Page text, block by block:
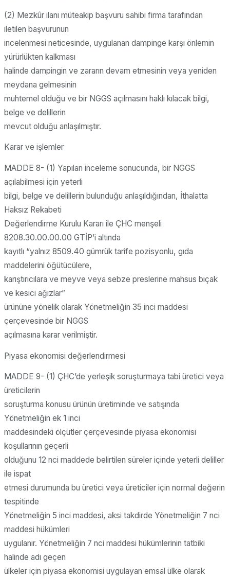
(2) Mezkûr ilanı müteakip başvuru sahibi firma tarafından
iletilen başvurunun
incelenmesi neticesinde, uygulanan dampinge karşı önlemin
yürürlükten kalkması
halinde dampingin ve zararın devam etmesinin veya yeniden
meydana gelmesinin
muhtemel olduğu ve bir NGGS açılmasını haklı kılacak bilgi,
belge ve delillerin
mevcut olduğu anlaşılmıştır.
Karar ve işlemler
MADDE 8- (1) Yapılan inceleme sonucunda, bir NGGS
açılabilmesi için yeterli
bilgi, belge ve delillerin bulunduğu anlaşıldığından, İthalatta
Haksız Rekabeti
Değerlendirme Kurulu Kararı ile ÇHC menşeli
8208.30.00.00.00 GTİP’i altında
kayıtlı “yalnız 8509.40 gümrük tarife pozisyonlu, gıda
maddelerini öğütücülere,
karıştırıcılara ve meyve veya sebze preslerine mahsus bıçak
ve kesici ağızlar”
ürününe yönelik olarak Yönetmeliğin 35 inci maddesi
çerçevesinde bir NGGS
açılmasına karar verilmiştir.
Piyasa ekonomisi değerlendirmesi
MADDE 9- (1) ÇHC’de yerleşik soruşturmaya tabi üretici veya
üreticilerin
soruşturma konusu ürünün üretiminde ve satışında
Yönetmeliğin ek 1 inci
maddesindeki ölçütler çerçevesinde piyasa ekonomisi
koşullarının geçerli
olduğunu 12 nci maddede belirtilen süreler içinde yeterli deliller
ile ispat
etmesi durumunda bu üretici veya üreticiler için normal değerin
tespitinde
Yönetmeliğin 5 inci maddesi, aksi takdirde Yönetmeliğin 7 nci
maddesi hükümleri
uygulanır. Yönetmeliğin 7 nci maddesi hükümlerinin tatbiki
halinde adı geçen
ülkeler için piyasa ekonomisi uygulayan emsal ülke olarak